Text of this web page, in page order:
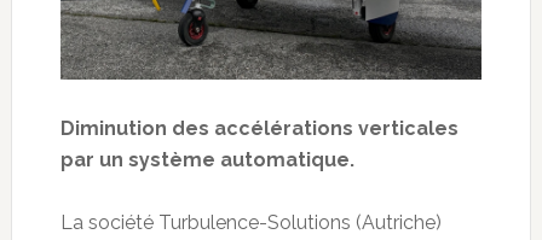
Diminution des accélérations verticales
par un système automatique.
La société Turbulence-Solutions (Autriche)